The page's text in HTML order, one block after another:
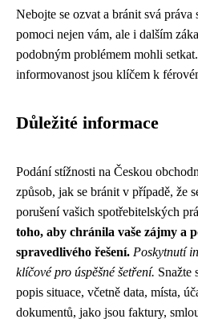
Nebojte se ozvat a bránit svá práva
pomoci nejen vám, ale i dalším
podobným problémem mohli
informovanost jsou klíčem k
Důležité informace
Podání stížnosti na Českou
způsob, jak se bránit v případě, že
porušení vašich spotřebitelských
toho, aby chránila vaše zájmy a
spravedlivého řešení. Poskytnutí
klíčové pro úspěšné šetření. Snažte
popis situace, včetně data, místa,
dokumentů, jako jsou faktury,